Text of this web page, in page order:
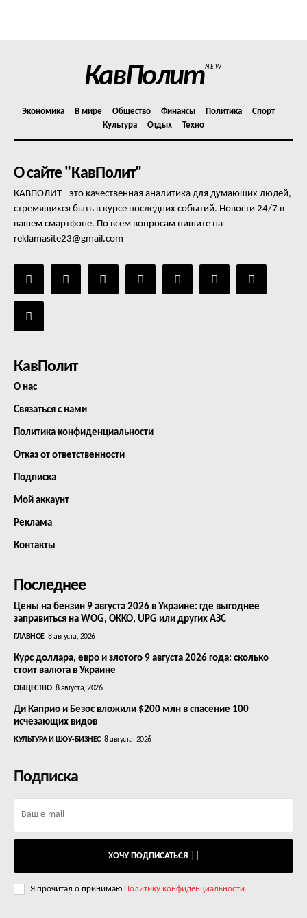
КавПолитNEW
Экономика В мире Общество Финансы Политика
Спорт
Культура
Отдых Техно
О сайте "КавПолит"
КАВПОЛИТ - это качественная аналитика для думающих людей,
стремящихся быть в курсе последних событий. Новости 24/7 в
вашем смартфоне. По всем вопросам пишите на
reklamasite23@gmail.com
КавПолит
О нас
Связаться с нами
Политика конфиденциальности
Отказ от ответственности
Подписка
Мой аккаунт
Реклама
Контакты
Последнее
Цены на бензин 9 августа 2026 в Украине: где выгоднее
заправиться на WOG, OKKO, UPG или других АЗС
ГЛАВНОЕ 8 августа, 2026
Курс доллара, евро и злотого 9 августа 2026 года: сколько
стоит валюта в Украине
ОБЩЕСТВО 8 августа, 2026
Ди Каприо и Безос вложили $200 млн в спасение 100
исчезающих видов
КУЛЬТУРА И ШОУ-БИЗНЕС 8 августа, 2026
Подписка
ХОЧУ ПОДПИСАТЬСЯ
Я прочитал о принимаю Политику конфиденциальности.